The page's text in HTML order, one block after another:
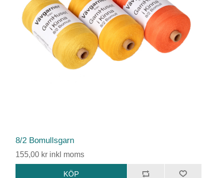
8/2 Bomullsgarn
155,00 kr inkl moms